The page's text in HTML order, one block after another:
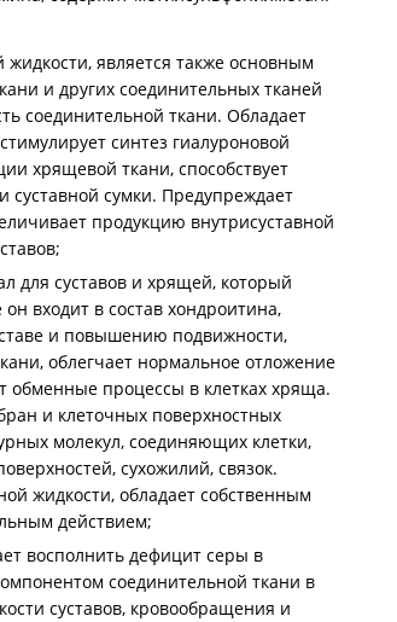
жидкости, является также основным
и других соединительных тканей
соединительной ткани. Обладает
синтез гиалуроновой
хрящевой ткани, способствует
сумки. Предупреждает
продукцию внутрисуставной
для суставов и хрящей, который
входит в состав хондроитина,
и повышению подвижности,
облегчает нормальное отложение
обменные процессы в клетках хряща.
и клеточных поверхностных
молекул, соединяющих клетки,
сухожилий, связок.
жидкости, обладает собственным
действием;
восполнить дефицит серы в
соединительной ткани в
суставов, кровообращения и